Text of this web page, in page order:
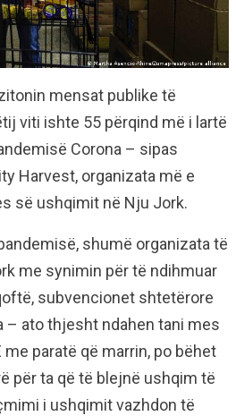
mensat publike të
viti ishte 55 përqind më i lartë
Corona – sipas
Harvest, organizata më e
së ushqimit në Nju Jork.
shumë organizata të
me synimin për të ndihmuar
subvencionet shtetërore
– ato thjesht ndahen tani mes
paratë që marrin, po bëhet
për ta që të blejnë ushqim të
i ushqimit vazhdon të